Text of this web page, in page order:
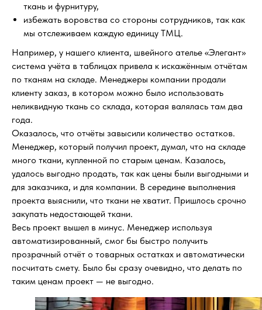
ткань и фурнитуру,
избежать воровства со стороны сотрудников, так как
мы отслеживаем каждую единицу ТМЦ.
Например, у нашего клиента, швейного ателье «Элегант»
система учёта в таблицах привела к искажённым отчётам
по тканям на складе. Менеджеры компании продали
клиенту заказ, в котором можно было использовать
неликвидную ткань со склада, которая валялась там два
года.
Оказалось, что отчёты завысили количество остатков.
Менеджер, который получил проект, думал, что на складе
много ткани, купленной по старым ценам. Казалось,
удалось выгодно продать, так как цены были выгодными и
для заказчика, и для компании. В середине выполнения
проекта выяснили, что ткани не хватит. Пришлось срочно
закупать недостающей ткани.
Весь проект вышел в минус. Менеджер используя
автоматизированный, смог бы быстро получить
прозрачный отчёт о товарных остатках и автоматически
посчитать смету. Было бы сразу очевидно, что делать по
таким ценам проект — не выгодно.